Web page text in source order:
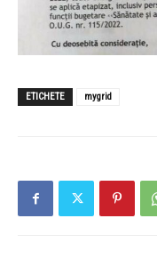
ETICHETE mygrid